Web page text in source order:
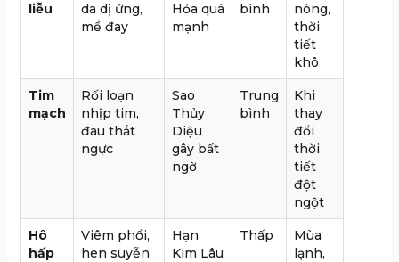
liễu
da dị ứng,
mề đay
Hỏa quá
mạnh
bình
nóng,
thời
tiết
khô
Tim
mạch
Rối loạn
nhịp tim,
đau thắt
ngực
Sao
Thủy
Diệu
gây bất
ngờ
Trung
bình
Khi
thay
đổi
thời
tiết
đột
ngột
Hô
hấp
Viêm phổi,
hen suyễn
Hạn
Kim Lâu
Thấp
Mùa
lạnh,